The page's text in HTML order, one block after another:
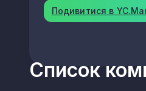
Подивитися в
Список